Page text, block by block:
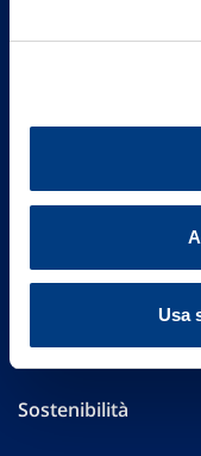
Usa
Vittoria Assicurazioni
Part. IVA 01329510158
FAQ
Altre informazioni
Sostenibilità